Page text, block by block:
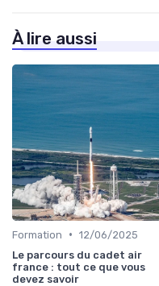
À lire aussi
Formation • 12/06/2025
Le parcours du cadet air
france : tout ce que vous
devez savoir